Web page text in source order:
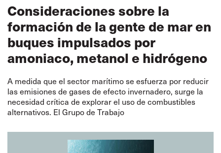
Consideraciones sobre la
formación de la gente de mar en
buques impulsados por
amoniaco, metanol e hidrógeno
A medida que el sector marítimo se esfuerza por reducir
las emisiones de gases de efecto invernadero, surge la
necesidad crítica de explorar el uso de combustibles
alternativos. El Grupo de Trabajo